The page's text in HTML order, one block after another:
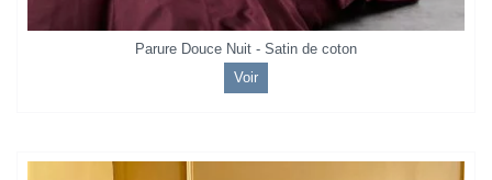
Parure Douce Nuit - Satin de coton
Voir